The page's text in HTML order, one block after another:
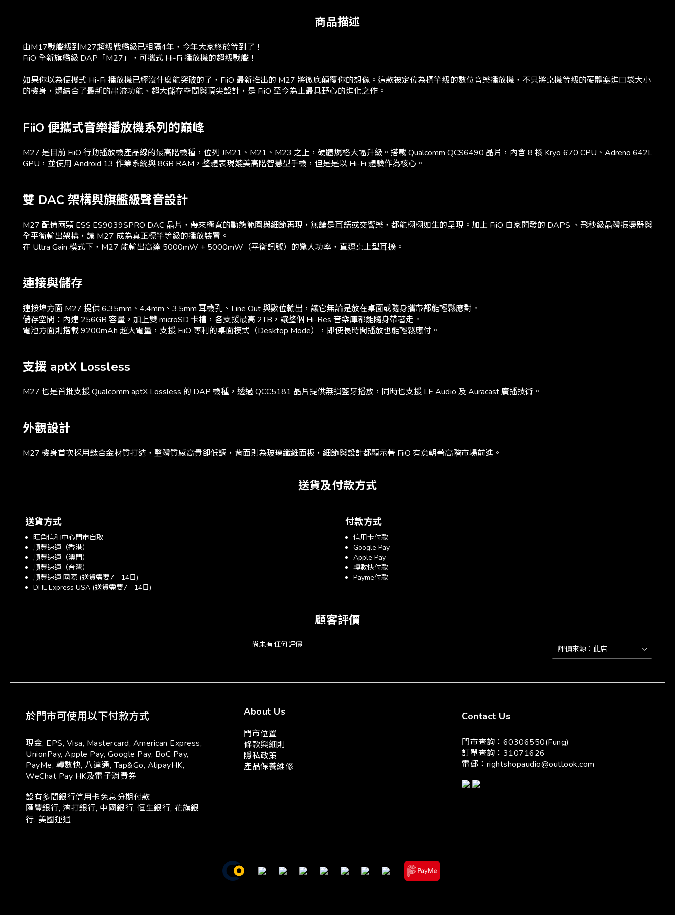
商品描述
由M17戰艦級到M27超級戰艦級已相隔4年， 今年大家終於等到了！
FiiO 全新旗艦級 DAP「M27」，可攜式 Hi-Fi 播放機的超級戰艦 ！
如果你以為便攜式 Hi-Fi 播放機已經沒什麼能突破的了，FiiO 最新推出的 M27 將徹底顛覆你的想像。這款被定位為標竿級的數位音樂播放機，不只將桌機等級的硬體塞進口袋大小
的機身，還結合了最新的串流功能、超大儲存空間與頂尖設計，是 FiiO 至今為止最具野心的進化之作。
FiiO 便攜式音樂播放機系列的巔峰
M27 是目前 FiiO 行動播放機產品線的最高階機種，位列 JM21、M21、M23 之上，硬體規格大幅升級。搭載 Qualcomm QCS6490 晶片，內含 8 核 Kryo 670 CPU、Adreno 642L
GPU，並使用 Android 13 作業系統與 8GB RAM，整體表現媲美高階智慧型手機，但是是以 Hi-Fi 體驗作為核心。
雙 DAC 架構與旗艦級聲音設計
M27 配備兩顆 ESS ES9039SPRO DAC 晶片，帶來極寬的動態範圍與細節再現，無論是耳語或交響樂，都能栩栩如生的呈現。加上 FiiO 自家開發的 DAPS 、飛秒級晶體振盪器與
全平衡輸出架構，讓 M27 成為真正標竿等級的播放裝置。
在 Ultra Gain 模式下，M27 能輸出高達 5000mW + 5000mW（平衡訊號）的驚人功率，直逼桌上型耳擴。
連接與儲存
連接埠方面 M27 提供 6.35mm、4.4mm、3.5mm 耳機孔、Line Out 與數位輸出，讓它無論是放在桌面或隨身攜帶都能輕鬆應對。
儲存空間：內建 256GB 容量，加上雙 microSD 卡槽，各支援最高 2TB，讓整個 Hi-Res 音樂庫都能隨身帶著走。
電池方面則搭載 9200mAh 超大電量，支援 FiiO 專利的桌面模式（Desktop Mode），即使長時間播放也能輕鬆應付。
支援 aptX Lossless
M27 也是首批支援 Qualcomm aptX Lossless 的 DAP 機種，透過 QCC5181 晶片提供無損藍牙播放，同時也支援 LE Audio 及 Auracast 廣播技術。
外觀設計
M27 機身首次採用鈦合金材質打造，整體質感高貴卻低調，背面則為玻璃纖維面板，細節與設計都顯示著 FiiO 有意朝著高階市場前進。
送貨及付款方式
送貨方式
旺角信和中心門市自取
順豐速運（香港）
順豐速運（澳門）
順豐速運（台灣）
順豐速運 國際 (送貨需要7－14日)
DHL Express USA (送貨需要7－14日)
付款方式
信用卡付款
Google Pay
Apple Pay
轉數快付款
Payme付款
顧客評價
尚未有任何評價
於門市可使用以下付款方式
現金, EPS, Visa, Mastercard, American Express,
UnionPay, Apple Pay, Google Pay, BoC Pay,
PayMe, 轉數快, 八達通, Tap&Go, AlipayHK,
WeChat Pay HK及電子消費券
設有多間銀行信用卡免息分期付款
匯豐銀行, 渣打銀行, 中國銀行, 恒生銀行, 花旗銀
行, 美國運通
About Us
門市位置
條款與細則
隱私政策
產品保養維修
Contact Us
門市查詢：60306550(Fung)
訂單查詢：31071626
電郵： rightshopaudio@outlook.com